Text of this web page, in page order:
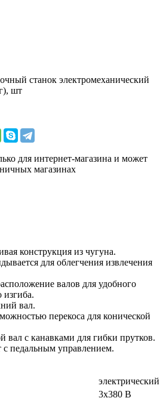
станок электромеханический
шт
для интернет-магазина и может
магазинах
конструкция из чугуна.
для облегчения извлечения
валов для удобного
изгиба.
вал.
перекоса для конической
с канавками для гибки прутков.
педальным управлением.
электрический
3х380 В